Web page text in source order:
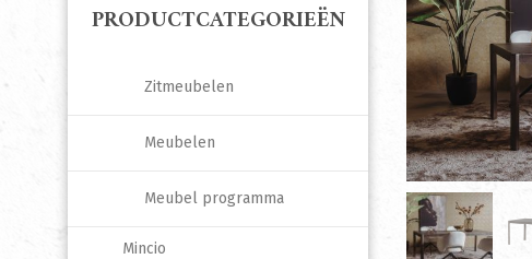
PRODUCTCATEGORIEËN
Zitmeubelen
Meubelen
Meubel programma
Mincio